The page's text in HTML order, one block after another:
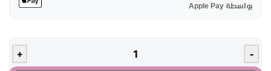
بواسطة Apple Pay
-
+